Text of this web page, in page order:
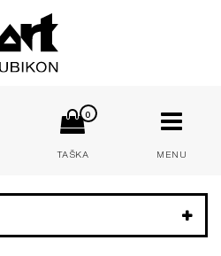
0
TAŠKA MENU